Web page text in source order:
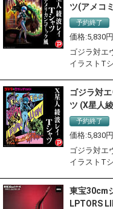
ツ(アメコ
予約終了
5,830
ゴジラ対エ
イラストT
ゴジラ対
ツ (X星人
予約終了
5,830
ゴジラ対エ
イラストT
東宝30cm
LPTORS